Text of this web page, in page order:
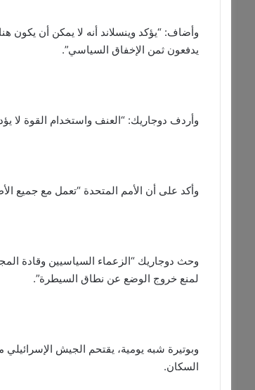
وأضاف: “يؤكد وينسلاند أنه لا يمكن أن يكون
يدفعون ثمن الإخفاق السياسي”.
وأردف دوجاريك: “العنف واستخدام القوة لا
وأكد على أن الأمم المتحدة “تعمل مع جميع
وحث دوجاريك “الزعماء السياسيين وقادة
لمنع خروج الوضع عن نطاق السيطرة”.
وبوتيرة شبه يومية، يقتحم الجيش
السكان.